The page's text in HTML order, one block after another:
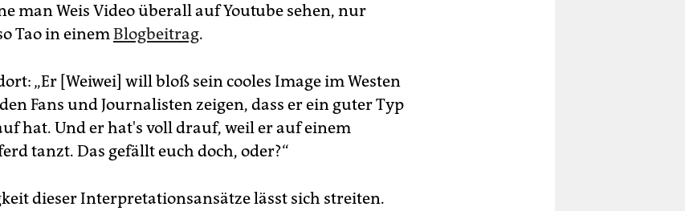
man Weis Video überall auf Youtube sehen, nur
Tao in einemBlogbeitrag.
„Er [Weiwei] will bloß sein cooles Image im Westen
Fans und Journalisten zeigen, dass er ein guter Typ
hat. Und er hat's voll drauf, weil er auf einem
tanzt. Das gefällt euch doch, oder?“
dieser Interpretationsansätze lässt sich streiten.